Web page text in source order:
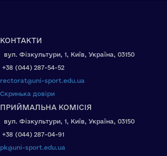
КОНТАКТИ
вул. Фізкультури, 1, Київ, Україна, 03150
+38 (044) 287-54-52
rectorat@uni-sport.edu.ua
Скринька довіри
ПРИЙМАЛЬНА КОМІСІЯ
вул. Фізкультури, 1, Київ, Україна, 03150
+38 (044) 287-04-91
pk@uni-sport.edu.ua